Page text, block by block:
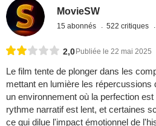
MovieSW
15 abonnés 522 critiques
2,0Publiée le 22 mai 2025
Le film tente de plonger dans les
mettant en lumière les répercussions
un environnement où la perfection
rythme narratif est lent, et certaines
ce qui dilue l'impact émotionnel de